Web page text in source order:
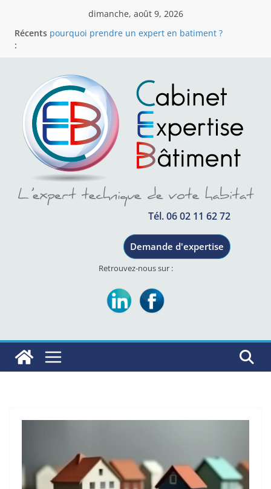
dimanche, août 9, 2026
Récents
:
pourquoi prendre un expert en batiment ?
Votre partenaire indépendant pour résoudre les
litiges du bâtiment
Assistance a reception
Tél. 06 02 11 62 72
Demande d'expertise
Retrouvez-nous sur :